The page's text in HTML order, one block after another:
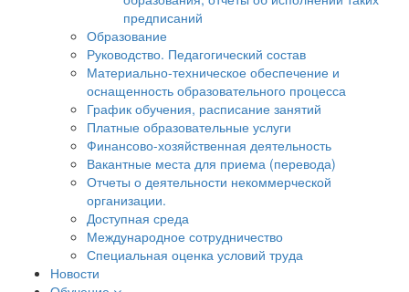
предписаний
Образование
Руководство. Педагогический состав
Материально-техническое обеспечение и
оснащенность образовательного процесса
График обучения, расписание занятий
Платные образовательные услуги
Финансово-хозяйственная деятельность
Вакантные места для приема (перевода)
Отчеты о деятельности некоммерческой
организации.
Доступная среда
Международное сотрудничество
Специальная оценка условий труда
Новости